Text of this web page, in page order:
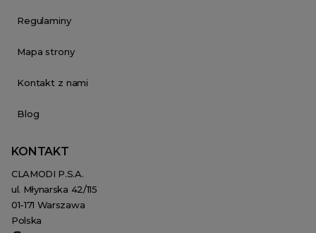
Regulaminy
Mapa strony
Kontakt z nami
Blog
KONTAKT
CLAMODI P.S.A.
ul. Młynarska 42/115
01-171 Warszawa
Polska